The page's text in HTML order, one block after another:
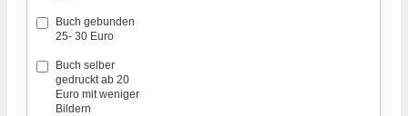
Buch gebunden
25- 30 Euro
Buch selber
gedruckt ab 20
Euro mit weniger
Bildern